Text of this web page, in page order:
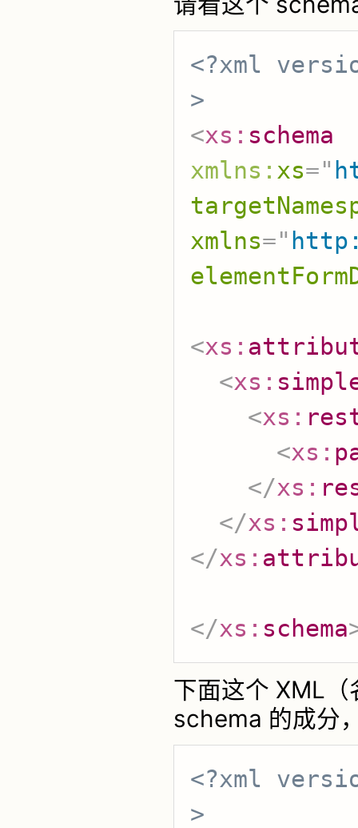
<?xml
>
<xs: schema
xmlns: xs="
xmlns="
<xs:
<xs:
<xs:
<xs:
</xs:
</xs:
</xs:
</xs: schema
下面这个 XML
schema 的成分
<?xml
>